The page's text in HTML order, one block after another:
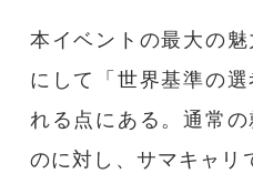
本イベントの最大の
にして「世界基準の
れる点にある。通常
のに対し、サマキャリ